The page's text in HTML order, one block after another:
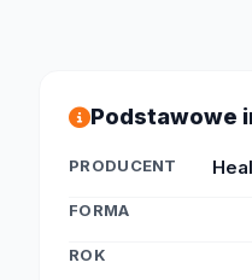
Podstawowe
PRODUCENT
FORMA
ROK